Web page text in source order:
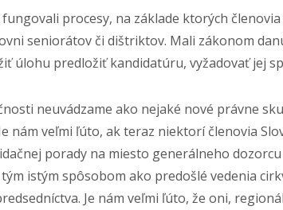
fungovali procesy, na základe ktorých
seniorátov či dištriktov. Mali zákonom
úlohu predložiť kandidatúru, vyžadovať jej
neuvádzame ako nejaké nové právne
nám veľmi ľúto, ak teraz niektorí členovia
porady na miesto generálneho
istým spôsobom ako predošlé vedenia
Je nám veľmi ľúto, že oni,